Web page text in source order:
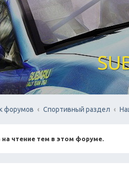
форумов Спортивный раздел
на чтение тем в этом форуме.